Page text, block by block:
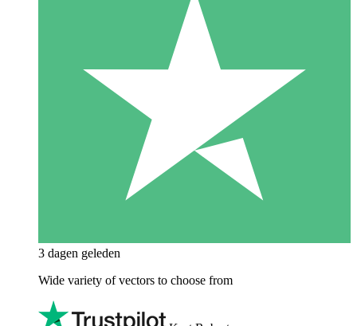
3 dagen geleden
Wide variety of vectors to choose from